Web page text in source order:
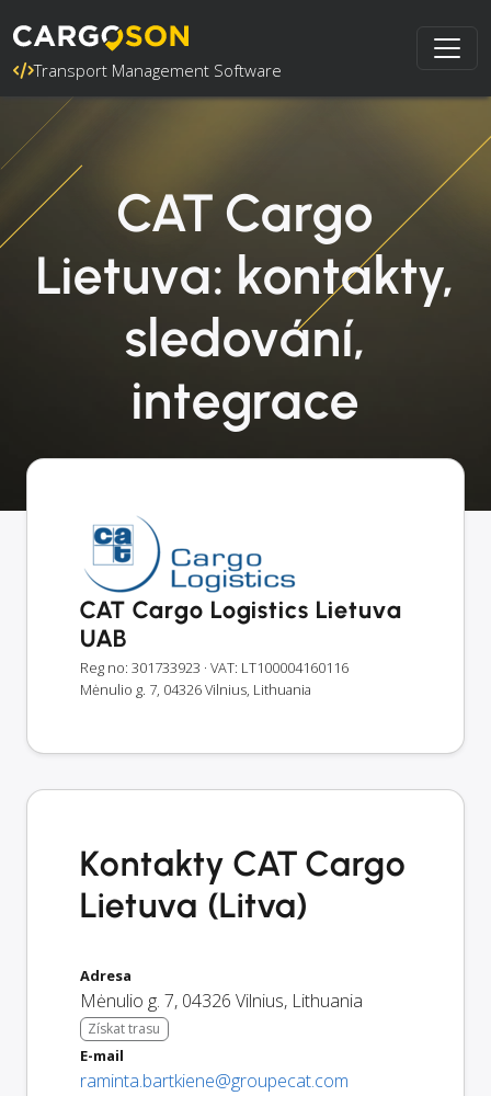
Transport Management Software
CAT Cargo
Lietuva: kontakty,
sledování,
integrace
CAT Cargo Logistics Lietuva
UAB
Reg no: 301733923 · VAT: LT100004160116
Mėnulio g. 7, 04326 Vilnius, Lithuania
Kontakty CAT Cargo
Lietuva (Litva)
Adresa
Mėnulio g. 7, 04326 Vilnius, Lithuania
Získat trasu
E-mail
raminta.bartkiene@groupecat.com